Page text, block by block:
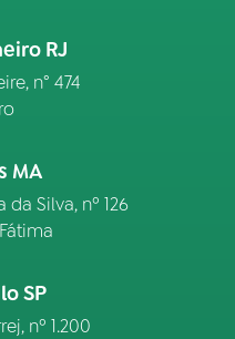
RJ
n° 474
MA
Silva, nº 126
SP
nº 1.200